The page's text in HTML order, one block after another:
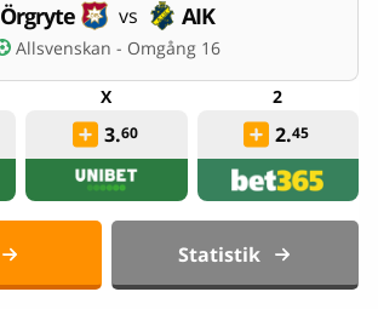
Örgryte vs AIK
Allsvenskan - Omgång 16
3.60 2.45
Statistik